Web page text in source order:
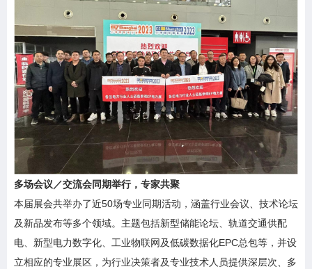
多场会议／交流会同期举行，专家共聚
本届展会共举办了近50场专业同期活动，涵盖行业会议、技术论坛
及新品发布等多个领域。主题包括新型储能论坛、轨道交通供配
电、新型电力数字化、工业物联网及低碳数据化EPC总包等，并设
立相应的专业展区，为行业决策者及专业技术人员提供深层次、多